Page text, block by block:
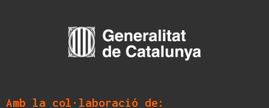
Amb la col·laboració de: